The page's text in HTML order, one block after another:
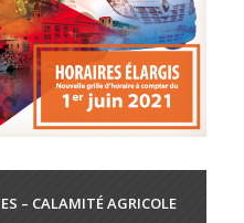
– CALAMITÉ AGRICOLE